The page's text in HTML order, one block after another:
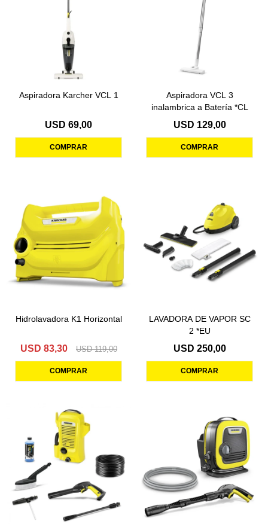
Aspiradora Karcher VCL 1
USD 69,00
Aspiradora VCL 3
inalambrica a Batería *CL
USD 129,00
Hidrolavadora K1 Horizontal
USD 83,30 USD 119,00
LAVADORA DE VAPOR SC
2 *EU
USD 250,00